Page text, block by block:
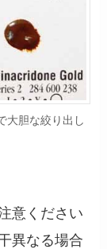
大胆な絞り出し
意ください
異なる場合